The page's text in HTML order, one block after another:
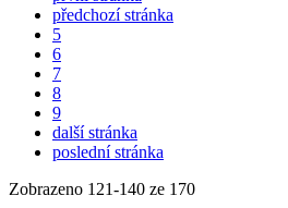
předchozí stránka
5
6
7
8
9
další stránka
poslední stránka
Zobrazeno 121-140 ze 170